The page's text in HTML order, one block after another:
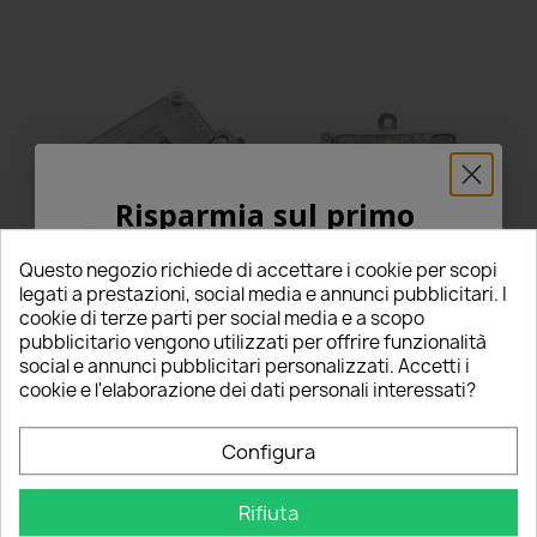
Centralina PAA941597
Keboda DRL Unità
Alimentazione LED Luci
Marcia Diurna Ricambio
54,00 €
star starstarstarstar
2 Recensioni
Questo prodotto è stato
acquistato: 5 volte
Aggiungi al carrello
Centralina 992941597A
Modulo di Controllo LED
LLP115 Alimentatore Faro
Luci VW AG
33,50 €
star_borderstar_borderstar_borderstar_borderstar_border
0 Recensioni
Questo prodotto è stato
acquistato: 14 volte
Aggiungi al carrello
Questo negozio richiede di accettare i cookie per scopi
legati a prestazioni, social media e annunci pubblicitari. I
cookie di terze parti per social media e a scopo
pubblicitario vengono utilizzati per offrire funzionalità
social e annunci pubblicitari personalizzati. Accetti i
cookie e l'elaborazione dei dati personali interessati?
Configura
Rifiuta
Risparmia sul primo
5% PER TE!
Inserisci la tua email qui sotto per ricevere il
5% DI SCONTOsul tuo primo ordine!
Nome